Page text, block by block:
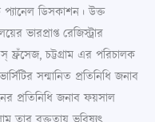
প্যানেল ডিসকাশন। উক্ত
ভারপ্রাপ্ত রেজিস্ট্রার
চট্টগ্রাম এর পরিচালক
সন্মানিত প্রতিনিধি জনাব
প্রতিনিধি জনাব ফয়সাল